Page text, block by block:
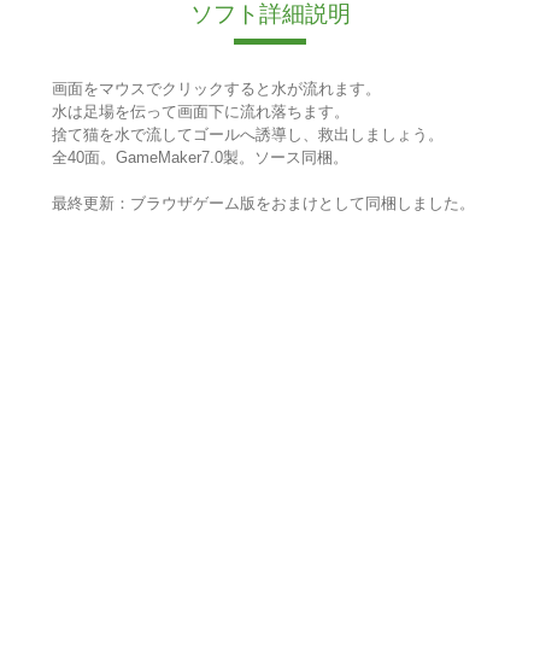
ソフト詳細説明
画面をマウスでクリックすると水が流れます。
水は足場を伝って画面下に流れ落ちます。
捨て猫を水で流してゴールへ誘導し、救出しましょう。
全40面。GameMaker7.0製。ソース同梱。
最終更新：ブラウザゲーム版をおまけとして同梱しました。